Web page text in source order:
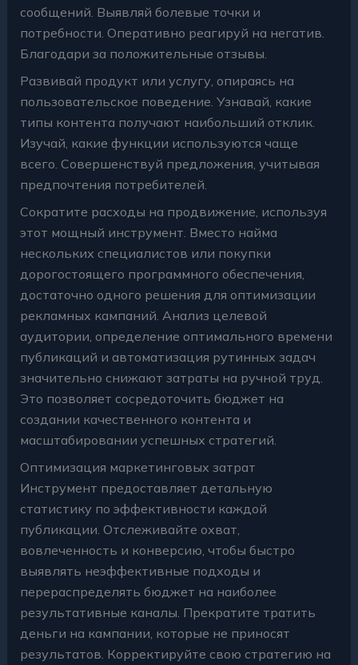
сообщений. Выявляй болевые точки и
потребности. Оперативно реагируй на негатив.
Благодари за положительные отзывы.
Развивай продукт или услугу, опираясь на
пользовательское поведение. Узнавай, какие
типы контента получают наибольший отклик.
Изучай, какие функции используются чаще
всего. Совершенствуй предложения, учитывая
предпочтения потребителей.
Сократите расходы на продвижение, используя
этот мощный инструмент. Вместо найма
нескольких специалистов или покупки
дорогостоящего программного обеспечения,
достаточно одного решения для оптимизации
рекламных кампаний. Анализ целевой
аудитории, определение оптимального времени
публикаций и автоматизация рутинных задач
значительно снижают затраты на ручной труд.
Это позволяет сосредоточить бюджет на
создании качественного контента и
масштабировании успешных стратегий.
Оптимизация маркетинговых затрат
Инструмент предоставляет детальную
статистику по эффективности каждой
публикации. Отслеживайте охват,
вовлеченность и конверсию, чтобы быстро
выявлять неэффективные подходы и
перераспределять бюджет на наиболее
результативные каналы. Прекратите тратить
деньги на кампании, которые не приносят
результатов. Корректируйте свою стратегию на